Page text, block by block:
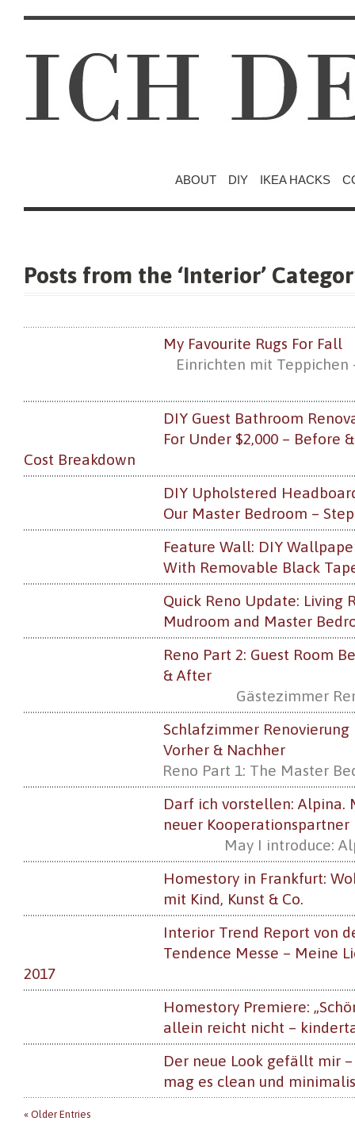
ABOUT DIY IKEA HACKS
Posts from the ‘Interior’
My Favourite Rugs For Fall
Einrichten mit Teppichen
DIY Guest Bathroom
For Under $2,000 – Before
Cost Breakdown
DIY Upholstered
Our Master Bedroom –
Feature Wall: DIY
With Removable Black
Quick Reno Update: Living
Mudroom and Master
Reno Part 2: Guest Room
& After
Gästezimmer
Schlafzimmer Renovierung
Vorher & Nachher
Reno Part 1: The Master
Darf ich vorstellen: Alpina.
neuer Kooperationspartner
May I introduce:
Homestory in Frankfurt:
mit Kind, Kunst & Co.
Interior Trend Report von
Tendence Messe – Meine
2017
Homestory Premiere:
allein reicht nicht –
Der neue Look gefällt mir
mag es clean und
« Older Entries